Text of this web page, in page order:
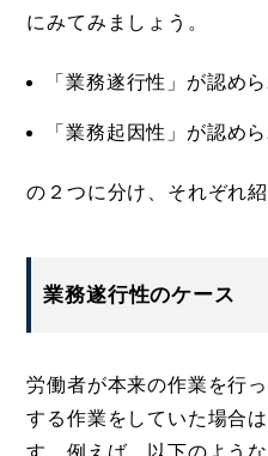
にみてみましょう。
「業務遂行性」が認め
「業務起因性」が認め
の２つに分け、それぞれ
業務遂行性のケース
労働者が本来の作業を行
する作業をしていた場合
す。例えば、以下のような